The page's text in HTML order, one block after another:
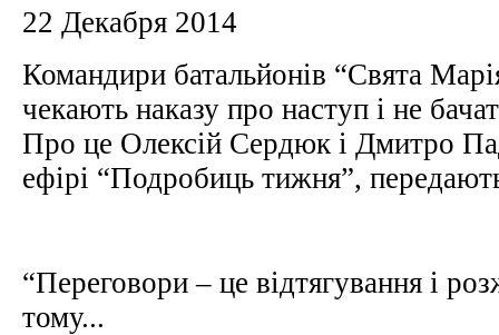
22 Декабря 2014
Командири батальйонів “Свята
чекають наказу про наступ і не
Про це Олексій Сердюк і Дмитро
ефірі “Подробиць тижня”,
“Переговори – це відтягування і
тому...